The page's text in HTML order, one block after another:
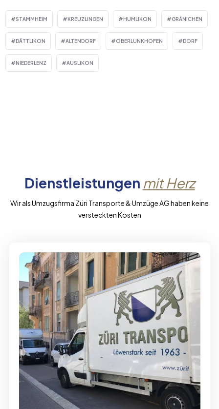
STAMMHEIM KREUZLINGEN HUMLIKON GRÄNICHEN
DÄTTLIKON ALTENDORF OBERLUNKHOFEN DORF
NIEDERLENZ AUSLIKON
Dienstleistungen mit Herz
Wir als Umzugsfirma Züri Transporte & Umzüge AG haben keine
versteckten Kosten